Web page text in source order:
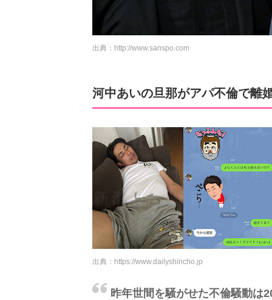
出典： http://www.sanspo.com
河中あいの旦那がアパ不倫で離
出典： https://www.dailyshincho.jp
昨年世間を騒がせた不倫騒動は